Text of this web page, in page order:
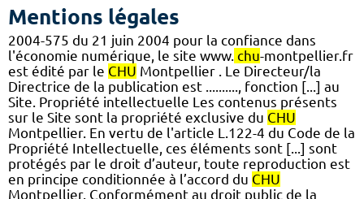
Mentions légales
2004-575 du 21 juin 2004 pour la confiance dans
l'économie numérique, le site www. chu-montpellier.fr
est édité par le CHU Montpellier . Le Directeur/la
Directrice de la publication est .........., fonction [...] au
Site. Propriété intellectuelle Les contenus présents
sur le Site sont la propriété exclusive du CHU
Montpellier. En vertu de l'article L.122-4 du Code de la
Propriété Intellectuelle, ces éléments sont [...] sont
protégés par le droit d’auteur, toute reproduction est
en principe conditionnée à l’accord du CHU
Montpellier. Conformément au droit public de la